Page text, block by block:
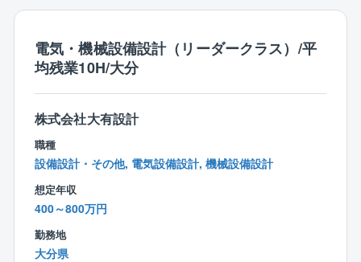
な」社員が多いことです。入社後にまずその社風に(い
「わからないことがあっても聞きにくい」なんてこと
はなく、入社後は3～6ヶ月程度OJTで先輩社員と一緒
ットな組織です。
◇キャリアイメージ
地域密着にて、エンジニアリング力を生かし、施工管
理のプロフェッショナルを目指していただきます。自
社一気通貫のプロジェクトが多いため、設計・営業と
共に、協力体制を構築し拡販していく意識を持てる方
は活躍できるフィールドがあります。ゆくゆくは現場
電気・機械設備設計（リーダークラス）/平
均残業10H/大分
株式会社大有設計
職種
設備設計・その他, 電気設備設計, 機械設備設計
想定年収
400～800万円
勤務地
大分県